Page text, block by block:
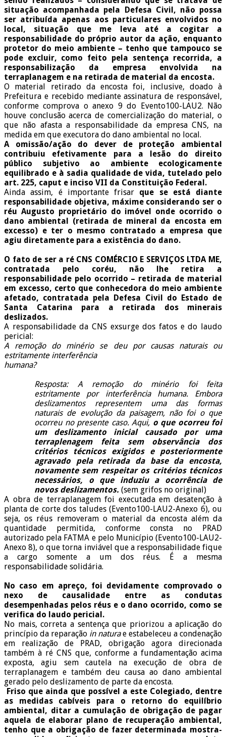
situação acompanhada pela Defesa Civil, não possa
ser atribuída apenas aos particulares envolvidos no
local, situação que me leva até a cogitar a
responsabilidade do próprio autor da ação, enquanto
protetor do meio ambiente – tenho que tampouco se
pode excluir, como feito pela sentença recorrida, a
responsabilização da empresa envolvida na
terraplanagem e na retirada de material da encosta.
O material retirado da encosta foi, inclusive, doado à
Prefeitura e recebido mediante assinatura de responsável,
conforme comprova o anexo 9 do Evento100-LAU2. Não
houve conclusão acerca de comercialização do material, o
que não afasta a responsabilidade da empresa CNS, na
medida em que executora do dano ambiental no local.
A omissão/ação do dever de proteção ambiental
contribuiu efetivamente para a lesão do direito
público subjetivo ao ambiente ecologicamente
equilibrado e à sadia qualidade de vida, tutelado pelo
art. 225, caput e inciso VII da Constituição Federal.
Ainda assim, é importante frisar que se está diante
responsabilidade objetiva, máxime considerando ser o
réu Augusto proprietário do imóvel onde ocorrido o
dano ambiental (retirada de mineral da encosta em
excesso) e ter o mesmo contratado a empresa que
agiu diretamente para a existência do dano.
O fato de ser a ré CNS COMÉRCIO E SERVIÇOS LTDA ME,
contratada pelo coréu, não lhe retira a
responsabilidade pelo ocorrido – retirada de material
em excesso, certo que conhecedora do meio ambiente
afetado, contratada pela Defesa Civil do Estado de
Santa Catarina para a retirada dos minerais
deslizados.
A responsabilidade da CNS exsurge dos fatos e do laudo
pericial:
A remoção do minério se deu por causas naturais ou
estritamente interferência
humana?
Resposta: A remoção do minério foi feita
estritamente por interferência humana. Embora
deslizamentos representem uma das formas
naturais de evolução da paisagem, não foi o que
ocorreu no presente caso. Aqui, o que ocorreu foi
um deslizamento inicial causado por uma
terraplenagem feita sem observância dos
critérios técnicos exigidos e posteriormente
agravado pela retirada da base da encosta,
novamente sem respeitar os critérios técnicos
necessários, o que induziu a ocorrência de
novos deslizamentos. (sem grifos no original)
A obra de terraplanagem foi executada em desatenção à
planta de corte dos taludes (Evento100-LAU2-Anexo 6), ou
seja, os réus removeram o material da encosta além da
quantidade permitida, conforme consta no PRAD
autorizado pela FATMA e pelo Município (Evento100-LAU2-
Anexo 8), o que torna inviável que a responsabilidade fique
a cargo somente a um dos réus. É a mesma
responsabilidade solidária.
No caso em apreço, foi devidamente comprovado o
nexo de causalidade entre as condutas
desempenhadas pelos réus e o dano ocorrido, como se
verifica do laudo pericial.
No mais, correta a sentença que priorizou a aplicação do
princípio da reparação in naturae estabeleceu a condenação
em realização de PRAD, obrigação agora direcionada
também à ré CNS que, conforme a fundamentação acima
exposta, agiu sem cautela na execução de obra de
terraplanagem e também deu causa ao dano ambiental
gerado pelo deslizamento de parte da encosta.
Friso que ainda que possível a este Colegiado, dentre
as medidas cabíveis para o retorno do equilíbrio
ambiental, ditar a cumulação de obrigação de pagar
aquela de elaborar plano de recuperação ambiental,
tenho que a obrigação de fazer determinada mostra-